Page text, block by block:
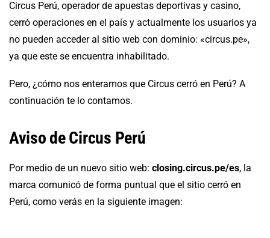
Circus Perú, operador de apuestas deportivas y casino,
cerró operaciones en el país y actualmente los usuarios ya
no pueden acceder al sitio web con dominio: «circus.pe»,
ya que este se encuentra inhabilitado.
Pero, ¿cómo nos enteramos que Circus cerró en Perú? A
continuación te lo contamos.
Aviso de Circus Perú
Por medio de un nuevo sitio web: closing.circus.pe/es, la
marca comunicó de forma puntual que el sitio cerró en
Perú, como verás en la siguiente imagen: